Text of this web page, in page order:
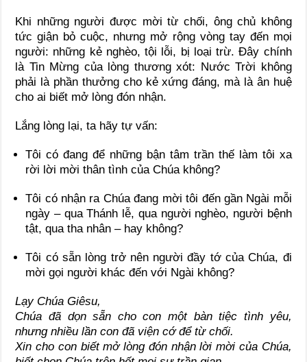
Khi những người được mời từ chối, ông chủ không
tức giận bỏ cuộc, nhưng mở rộng vòng tay đến mọi
người: những kẻ nghèo, tội lỗi, bị loại trừ. Đây chính
là Tin Mừng của lòng thương xót: Nước Trời không
phải là phần thưởng cho kẻ xứng đáng, mà là ân huệ
cho ai biết mở lòng đón nhận.
Lắng lòng lại, ta hãy tự vấn:
Tôi có đang để những bận tâm trần thế làm tôi xa
rời lời mời thân tình của Chúa không?
Tôi có nhận ra Chúa đang mời tôi đến gần Ngài mỗi
ngày – qua Thánh lễ, qua người nghèo, người bệnh
tật, qua tha nhân – hay không?
Tôi có sẵn lòng trở nên người đầy tớ của Chúa, đi
mời gọi người khác đến với Ngài không?
Lạy Chúa Giêsu,
Chúa đã dọn sẵn cho con một bàn tiệc tình yêu,
nhưng nhiều lần con đã viện cớ để từ chối.
Xin cho con biết mở lòng đón nhận lời mời của Chúa,